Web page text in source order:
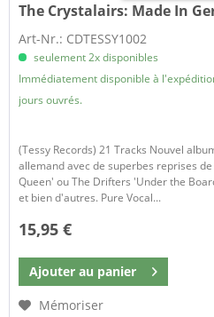
The Crystalairs: Made In
Art-Nr.: CDTESSY1002
seulement 2x disponibles
Immédiatement disponible à
jours ouvrés.
(Tessy Records) 21 Tracks Nouvel
allemand avec de superbes reprises
Queen' ou The Drifters 'Under the
et bien d'autres. Pure Vocal...
15,95 €
Ajouter au panier
Mémoriser